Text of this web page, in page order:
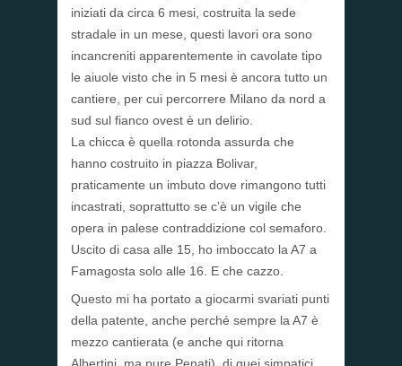
iniziati da circa 6 mesi, costruita la sede
stradale in un mese, questi lavori ora sono
incancreniti apparentemente in cavolate tipo
le aiuole visto che in 5 mesi è ancora tutto un
cantiere, per cui percorrere Milano da nord a
sud sul fianco ovest è un delirio.
La chicca è quella rotonda assurda che
hanno costruito in piazza Bolivar,
praticamente un imbuto dove rimangono tutti
incastrati, soprattutto se c’è un vigile che
opera in palese contraddizione col semaforo.
Uscito di casa alle 15, ho imboccato la A7 a
Famagosta solo alle 16. E che cazzo.
Questo mi ha portato a giocarmi svariati punti
della patente, anche perché sempre la A7 è
mezzo cantierata (e anche qui ritorna